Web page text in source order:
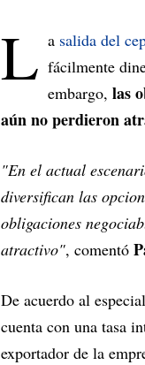
L a salida del
fácilmente
embargo, las
aún no perdieron
"En el actual
diversifican las
obligaciones
atractivo", comentó
De acuerdo al
cuenta con una tasa
exportador de la